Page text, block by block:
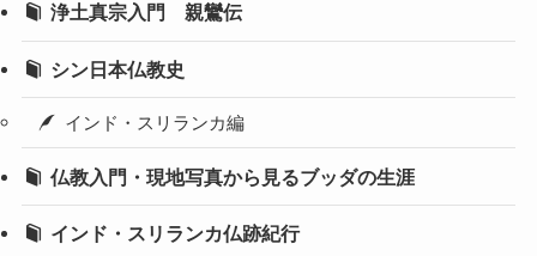
浄土真宗入門 親鸞伝
シン日本仏教史
インド・スリランカ編
仏教入門・現地写真から見るブッダの生涯
インド・スリランカ仏跡紀行